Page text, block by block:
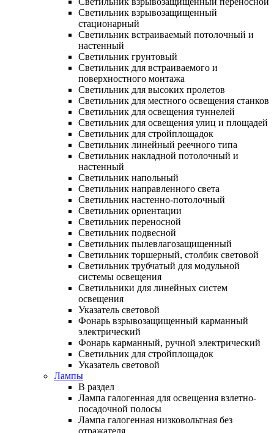
Светильник взрывозащищенный
стационарный
Светильник встраиваемый потолочный и
настенный
Светильник грунтовый
Светильник для встраиваемого и
поверхностного монтажа
Светильник для высоких пролетов
Светильник для местного освещения станков
Светильник для освещения туннелей
Светильник для освещения улиц и площадей
Светильник для стройплощадок
Светильник линейный реечного типа
Светильник накладной потолочный и
настенный
Светильник напольный
Светильник направленного света
Светильник настенно-потолочный
Светильник ориентации
Светильник переносной
Светильник подвесной
Светильник пылевлагозащищенный
Светильник торшерный, столбик световой
Светильник трубчатый для модульной
системы освещения
Светильники для линейных систем
освещения
Указатель световой
Фонарь взрывозащищенный карманный
электрический
Фонарь карманный, ручной электрический
Светильник для стройплощадок
Указатель световой
Лампы
В раздел
Лампа галогенная для освещения взлетно-
посадочной полосы
Лампа галогенная низковольтная без
отражателя